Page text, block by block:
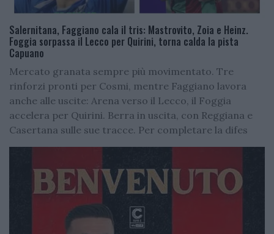
Salernitana, Faggiano cala il tris: Mastrovito, Zoia e Heinz.
Foggia sorpassa il Lecco per Quirini, torna calda la pista
Capuano
Mercato granata sempre più movimentato. Tre
rinforzi pronti per Cosmi, mentre Faggiano lavora
anche alle uscite: Arena verso il Lecco, il Foggia
accelera per Quirini. Berra in uscita, con Reggiana e
Casertana sulle sue tracce. Per completare la difes